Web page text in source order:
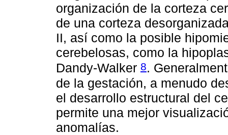
organización de la corteza
de una corteza
II, así como la posible
cerebelosas, como la
Dandy-Walker 8.
de la gestación, a menudo
el desarrollo estructural del
permite una mejor
anomalías.